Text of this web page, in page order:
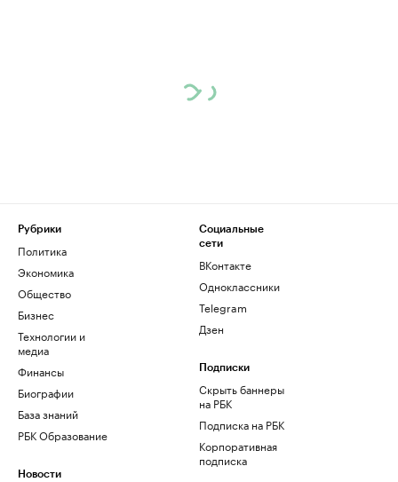
Рубрики
Политика
Экономика
Общество
Бизнес
Технологии и
медиа
Финансы
Биографии
База знаний
РБК Образование
Новости
Социальные
сети
ВКонтакте
Одноклассники
Telegram
Дзен
Подписки
Скрыть баннеры
на РБК
Подписка на РБК
Корпоративная
подписка